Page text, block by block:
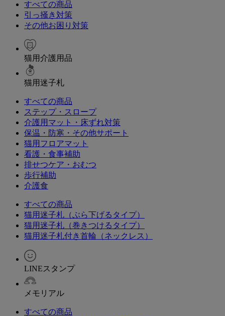
すべての商品
引っ掻き対策
その他お困り対策
猫用介護用品
猫用迷子札
すべての商品
ステップ・スロープ
介護用マット・床ずれ対策
保温・防寒・その他サポート
猫用フロアマット
看護・食事補助
排せつケア・おむつ
歩行補助
介護食
すべての商品
猫用迷子札（ぶら下げるタイプ）
猫用迷子札（巻きつけるタイプ）
猫用迷子札付き首輪（ネックレス）
LINEスタンプ
メモリアル
すべての商品